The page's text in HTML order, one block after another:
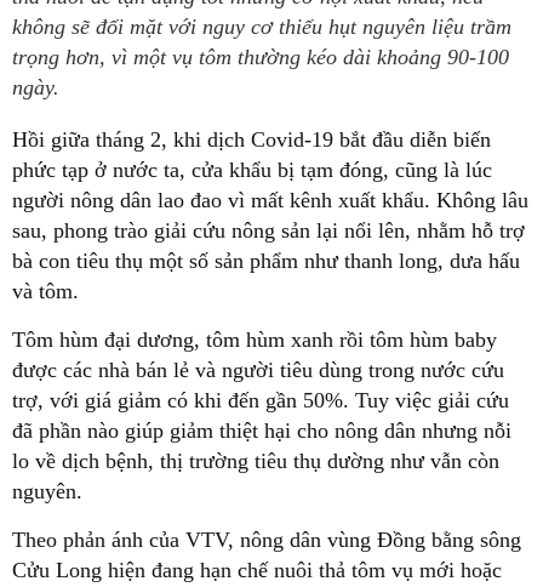
không sẽ đối mặt với nguy cơ thiếu hụt nguyên liệu trầm
trọng hơn, vì một vụ tôm thường kéo dài khoảng 90-100
ngày.
Hồi giữa tháng 2, khi dịch Covid-19 bắt đầu diễn biến
phức tạp ở nước ta, cửa khẩu bị tạm đóng, cũng là lúc
người nông dân lao đao vì mất kênh xuất khẩu. Không lâu
sau, phong trào giải cứu nông sản lại nổi lên, nhằm hỗ trợ
bà con tiêu thụ một số sản phẩm như thanh long, dưa hấu
và tôm.
Tôm hùm đại dương, tôm hùm xanh rồi tôm hùm baby
được các nhà bán lẻ và người tiêu dùng trong nước cứu
trợ, với giá giảm có khi đến gần 50%. Tuy việc giải cứu
đã phần nào giúp giảm thiệt hại cho nông dân nhưng nỗi
lo về dịch bệnh, thị trường tiêu thụ dường như vẫn còn
nguyên.
Theo phản ánh của VTV, nông dân vùng Đồng bằng sông
Cửu Long hiện đang hạn chế nuôi thả tôm vụ mới hoặc